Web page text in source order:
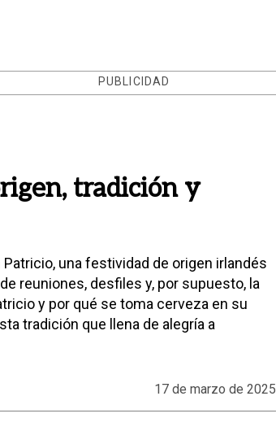
PUBLICIDAD
tradición y
una festividad de origen irlandés
reuniones, desfiles y, por supuesto, la
y por qué se toma cerveza en su
tradición que llena de alegría a
17 de marzo de 2025